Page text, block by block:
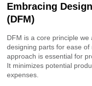
Embracing
(DFM)
DFM is a core principle we
designing parts for ease
approach is essential for
It minimizes potential
expenses.